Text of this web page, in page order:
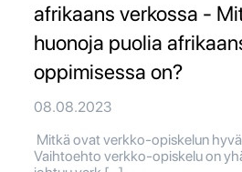
afrikaans verkossa -
huonoja puolia
oppimisessa on?
08.08.2023
Mitkä ovat verkko-opiskelun
Vaihtoehto verkko-opiskelu on